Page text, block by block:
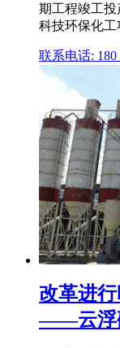
期工程竣工
科技环保化工
联系电话: 180
改革进
——云浮